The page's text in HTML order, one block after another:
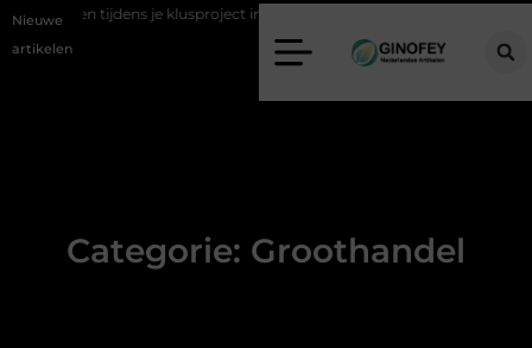
Nieuwe
artikelen
afvoeren tijdens je klusproject in Oss
Categorie: Groothandel